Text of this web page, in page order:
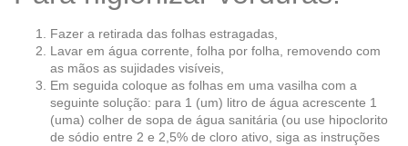
Fazer a retirada das folhas estragadas,
Lavar em água corrente, folha por folha, removendo com
as mãos as sujidades visíveis,
Em seguida coloque as folhas em uma vasilha com a
seguinte solução: para 1 (um) litro de água acrescente 1
(uma) colher de sopa de água sanitária (ou use hipoclorito
de sódio entre 2 e 2,5% de cloro ativo, siga as instruções